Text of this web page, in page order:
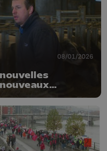
08/01/2026